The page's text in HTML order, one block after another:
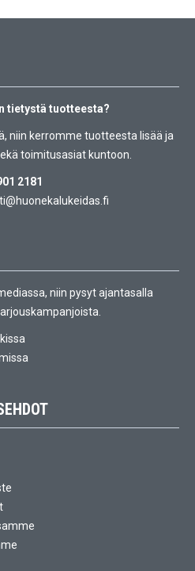
tietystä tuotteesta?
niin kerromme tuotteesta lisää ja
toimitusasiat kuntoon.
2181
niin pysyt ajantasalla